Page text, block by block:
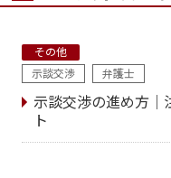
その他
示談交渉
弁護士
示談交渉の進め方｜
ト